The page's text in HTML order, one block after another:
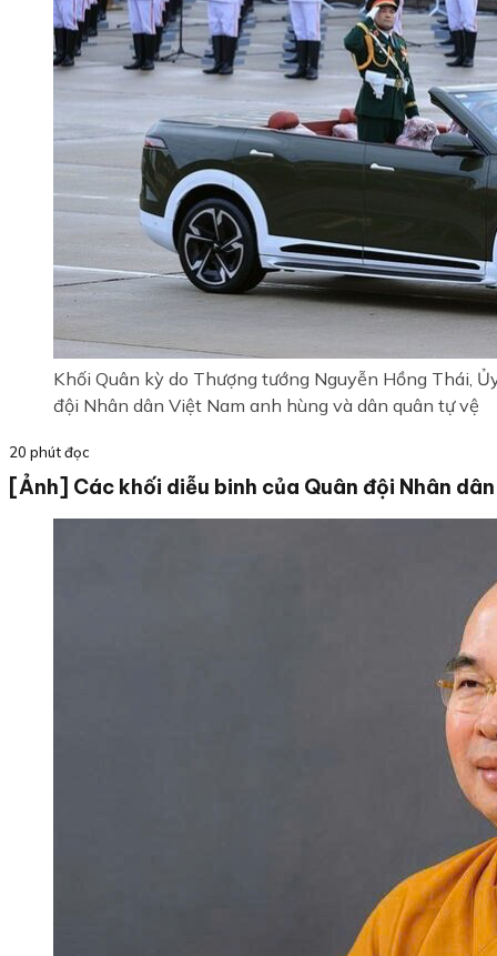
Khối Quân kỳ do Thượng tướng Nguyễn Hồng Thái,
đội Nhân dân Việt Nam anh hùng và dân quân tự vệ
20 phút đọc
[Ảnh] Các khối diễu binh của Quân đội Nhân